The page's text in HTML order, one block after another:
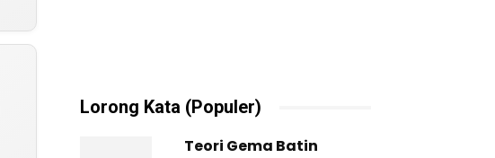
Lorong Kata (Populer)
Teori Gema Batin